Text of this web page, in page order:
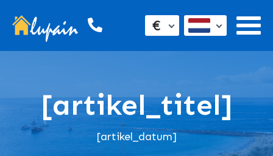
€
[artikel_titel]
[artikel_datum]